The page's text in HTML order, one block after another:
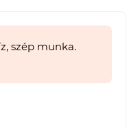
szép munka.